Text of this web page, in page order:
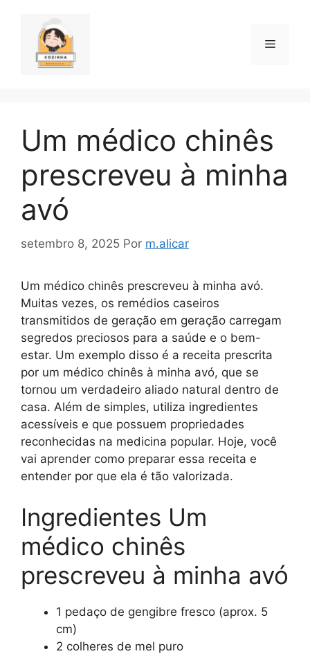
conteúdo
Menu
Um médico chinês
prescreveu à minha
avó
setembro 8, 2025 Por m.alicar
Um médico chinês prescreveu à minha avó.
Muitas vezes, os remédios caseiros
transmitidos de geração em geração carregam
segredos preciosos para a saúde e o bem-
estar. Um exemplo disso é a receita prescrita
por um médico chinês à minha avó, que se
tornou um verdadeiro aliado natural dentro de
casa. Além de simples, utiliza ingredientes
acessíveis e que possuem propriedades
reconhecidas na medicina popular. Hoje, você
vai aprender como preparar essa receita e
entender por que ela é tão valorizada.
Ingredientes Um
médico chinês
prescreveu à minha avó
1 pedaço de gengibre fresco (aprox. 5
cm)
2 colheres de mel puro